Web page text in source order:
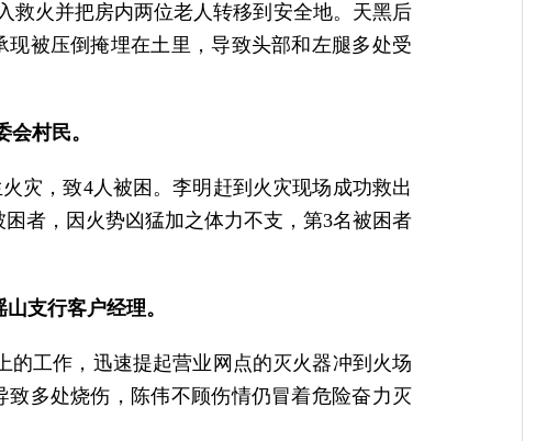
救火并把房内两位老人转移到安全地。天黑后
被压倒掩埋在土里，导致头部和左腿多处受
村民。
灾，致4人被困。李明赶到火灾现场成功救出
者，因火势凶猛加之体力不支，第3名被困者
支行客户经理。
的工作，迅速提起营业网点的灭火器冲到火场
多处烧伤，陈伟不顾伤情仍冒着危险奋力灭